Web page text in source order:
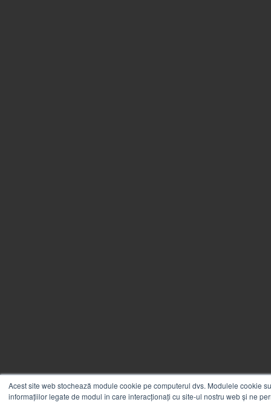
Acest site web stochează module cookie pe computerul dvs. Modulele cookie
informațiilor legate de modul în care interacționați cu site-ul nostru web și ne